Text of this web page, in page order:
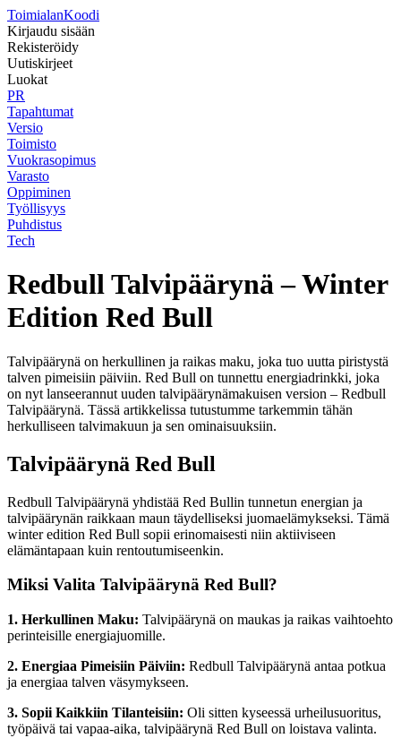
ToimialanKoodi
Kirjaudu sisään
Rekisteröidy
Uutiskirjeet
Luokat
PR
Tapahtumat
Versio
Toimisto
Vuokrasopimus
Varasto
Oppiminen
Työllisyys
Puhdistus
Tech
Redbull Talvipäärynä – Winter
Edition Red Bull
Talvipäärynä on herkullinen ja raikas maku, joka tuo uutta piristystä
talven pimeisiin päiviin. Red Bull on tunnettu energiadrinkki, joka
on nyt lanseerannut uuden talvipäärynämakuisen version – Redbull
Talvipäärynä. Tässä artikkelissa tutustumme tarkemmin tähän
herkulliseen talvimakuun ja sen ominaisuuksiin.
Talvipäärynä Red Bull
Redbull Talvipäärynä yhdistää Red Bullin tunnetun energian ja
talvipäärynän raikkaan maun täydelliseksi juomaelämykseksi. Tämä
winter edition Red Bull sopii erinomaisesti niin aktiiviseen
elämäntapaan kuin rentoutumiseenkin.
Miksi Valita Talvipäärynä Red Bull?
1. Herkullinen Maku: Talvipäärynä on maukas ja raikas vaihtoehto
perinteisille energiajuomille.
2. Energiaa Pimeisiin Päiviin: Redbull Talvipäärynä antaa potkua
ja energiaa talven väsymykseen.
3. Sopii Kaikkiin Tilanteisiin: Oli sitten kyseessä urheilusuoritus,
työpäivä tai vapaa-aika, talvipäärynä Red Bull on loistava valinta.